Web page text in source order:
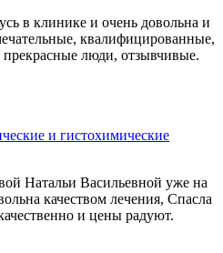
в клинике и очень довольна и
квалифицированные,
люди, отзывчивые.
и гистохимические
Натальи Васильевной уже на
качеством лечения, Спасла
и цены радуют.